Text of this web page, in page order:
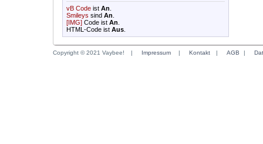
vB Code ist An
Smileys sind An
[IMG] Code ist An
HTML-Code ist Aus
Copyright © 2021 Vaybee! | Impressum | Kontakt | AGB |